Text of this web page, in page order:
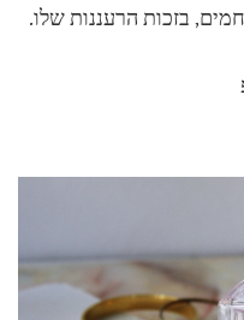
בזכות הרעננות שלו.